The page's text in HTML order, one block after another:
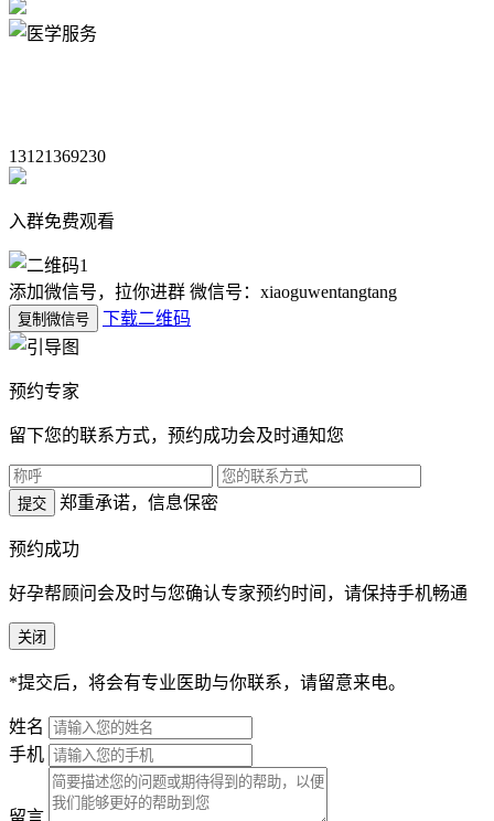
13121369230
入群免费观看
添加微信号，拉你进群 微信号：xiaoguwentangtang
复制微信号 下载二维码
预约专家
留下您的联系方式，预约成功会及时通知您
提交 郑重承诺，信息保密
预约成功
好孕帮顾问会及时与您确认专家预约时间，请保持手机畅通
关闭
*提交后，将会有专业医助与你联系，请留意来电。
姓名
手机
留言